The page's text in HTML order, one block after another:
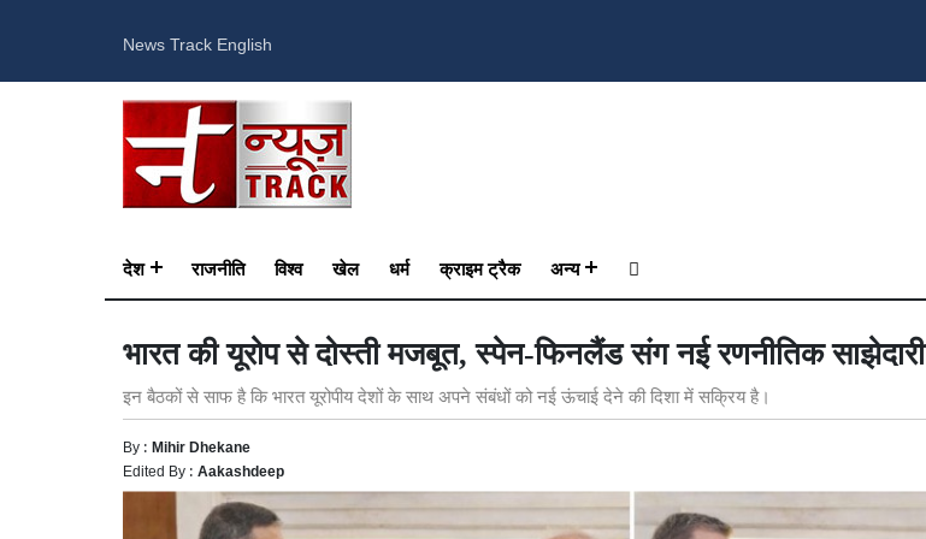
News Track English
देश राजनीति विश्व खेल धर्म क्राइम ट्रैक अन्य
भारत की यूरोप से दोस्ती मजबूत, स्पेन-फिनलैंड संग नई रणनीतिक साझेदारी
इन बैठकों से साफ है कि भारत यूरोपीय देशों के साथ अपने संबंधों को नई ऊंचाई देने की दिशा में सक्रिय है।
By :Mihir Dhekane
Edited By :Aakashdeep